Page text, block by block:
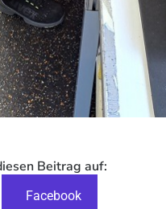
Beitrag auf:
Facebook